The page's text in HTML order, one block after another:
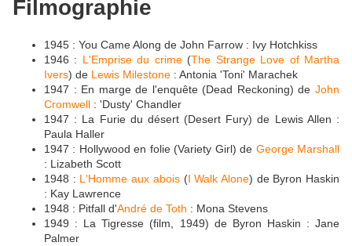
Filmographie
1945 : You Came Along de John Farrow : Ivy Hotchkiss
1946 : L'Emprise du crime(The Strange Love of Martha
Ivers) de Lewis Milestone : Antonia 'Toni' Marachek
1947 : En marge de l'enquête (Dead Reckoning) de John
Cromwell : 'Dusty' Chandler
1947 : La Furie du désert (Desert Fury) de Lewis Allen :
Paula Haller
1947 : Hollywood en folie (Variety Girl) de George Marshall
: Lizabeth Scott
1948 : L'Homme aux abois(I Walk Alone) de Byron Haskin
: Kay Lawrence
1948 : Pitfall d'André de Toth : Mona Stevens
1949 : La Tigresse (film, 1949) de Byron Haskin : Jane
Palmer